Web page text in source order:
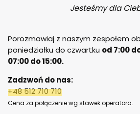
Jesteśmy dla
Porozmawiaj z naszym zespołem
poniedziałku do czwartku od 7:00
07:00 do 15:00.
Zadzwoń do nas:
+48 512 710 710
Cena za połączenie wg stawek operatora.